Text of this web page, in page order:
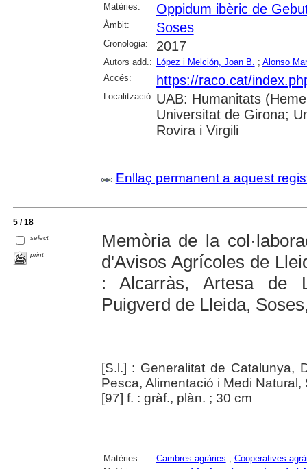
Matèries:
Oppidum ibèric de
Àmbit: Soses
Cronologia: 2017
Autors add.: López i Melción, Joan B. ; Alonso
Accés:
https://raco.cat/
Localització: UAB: Humanitats
Universitat de Girona;
Rovira i Virgili
Enllaç permanent a aquest
5 / 18
select
print
Memòria de la
d'Avisos Agrícoles de
: Alcarràs, Artesa de
Puigverd de Lleida,
[S.l.] : Generalitat de Catalunya,
Pesca, Alimentació i Medi
[97] f. : gràf., plàn. ; 30 cm
Matèries: Cambres agràries ; Cooperatives